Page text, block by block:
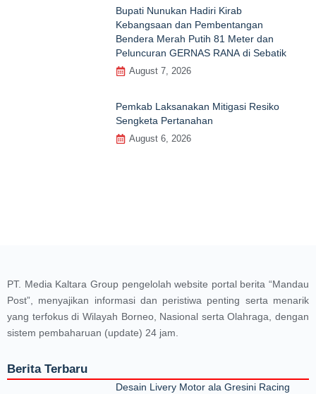
Bupati Nunukan Hadiri Kirab
Kebangsaan dan Pembentangan
Bendera Merah Putih 81 Meter dan
Peluncuran GERNAS RANA di Sebatik
August 7, 2026
Pemkab Laksanakan Mitigasi Resiko
Sengketa Pertanahan
August 6, 2026
PT. Media Kaltara Group pengelolah website portal berita “Mandau
Post”, menyajikan informasi dan peristiwa penting serta menarik
yang terfokus di Wilayah Borneo, Nasional serta Olahraga, dengan
sistem pembaharuan (update) 24 jam.
Berita Terbaru
Desain Livery Motor ala Gresini Racing